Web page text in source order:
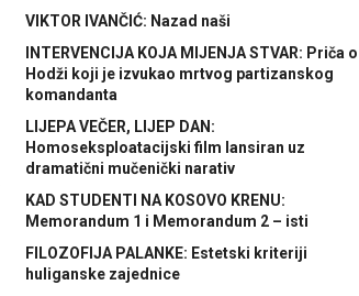
VIKTOR IVANČIĆ: Nazad naši
INTERVENCIJA KOJA MIJENJA STVAR: Priča o
Hodži koji je izvukao mrtvog partizanskog
komandanta
LIJEPA VEČER, LIJEP DAN:
Homoseksploatacijski film lansiran uz
dramatični mučenički narativ
KAD STUDENTI NA KOSOVO KRENU:
Memorandum 1 i Memorandum 2 – isti
FILOZOFIJA PALANKE: Estetski kriteriji
huliganske zajednice